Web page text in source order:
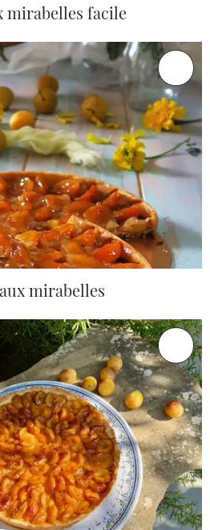
mirabelles facile
mirabelles